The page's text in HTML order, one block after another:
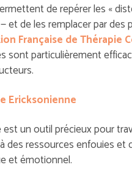
de repérer les «
et de les remplacer par des
Française de Thérapie
sont particulièrement
Ericksonienne
est un outil précieux pour
des ressources enfouies et
et émotionnel.